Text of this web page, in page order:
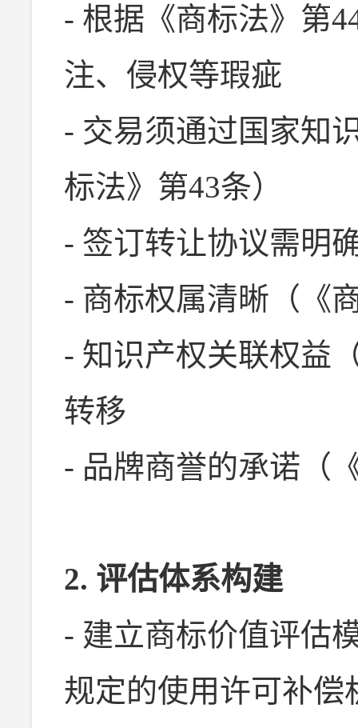
- 根据《商标法》第
注、侵权等瑕疵
- 交易须通过国家知
标法》第43条）
- 签订转让协议需明
- 商标权属清晰（《
- 知识产权关联权益
转移
- 品牌商誉的承诺（
2. 评估体系构建
- 建立商标价值评估
规定的使用许可补偿